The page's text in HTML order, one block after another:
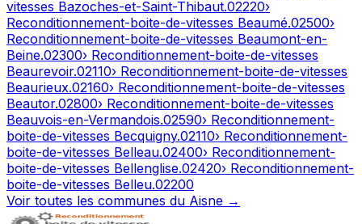
vitesses Bazoches-et-Saint-Thibaut.02220›
Reconditionnement-boite-de-vitesses Beaumé.02500›
Reconditionnement-boite-de-vitesses Beaumont-en-
Beine.02300› Reconditionnement-boite-de-vitesses
Beaurevoir.02110› Reconditionnement-boite-de-vitesses
Beaurieux.02160› Reconditionnement-boite-de-vitesses
Beautor.02800› Reconditionnement-boite-de-vitesses
Beauvois-en-Vermandois.02590› Reconditionnement-
boite-de-vitesses Becquigny.02110› Reconditionnement-
boite-de-vitesses Belleau.02400› Reconditionnement-
boite-de-vitesses Bellenglise.02420› Reconditionnement-
boite-de-vitesses Belleu.02200
Voir toutes les communes du Aisne →